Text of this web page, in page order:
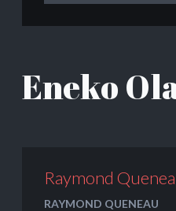
Eneko
Raymond
RAYMOND QUENEAU